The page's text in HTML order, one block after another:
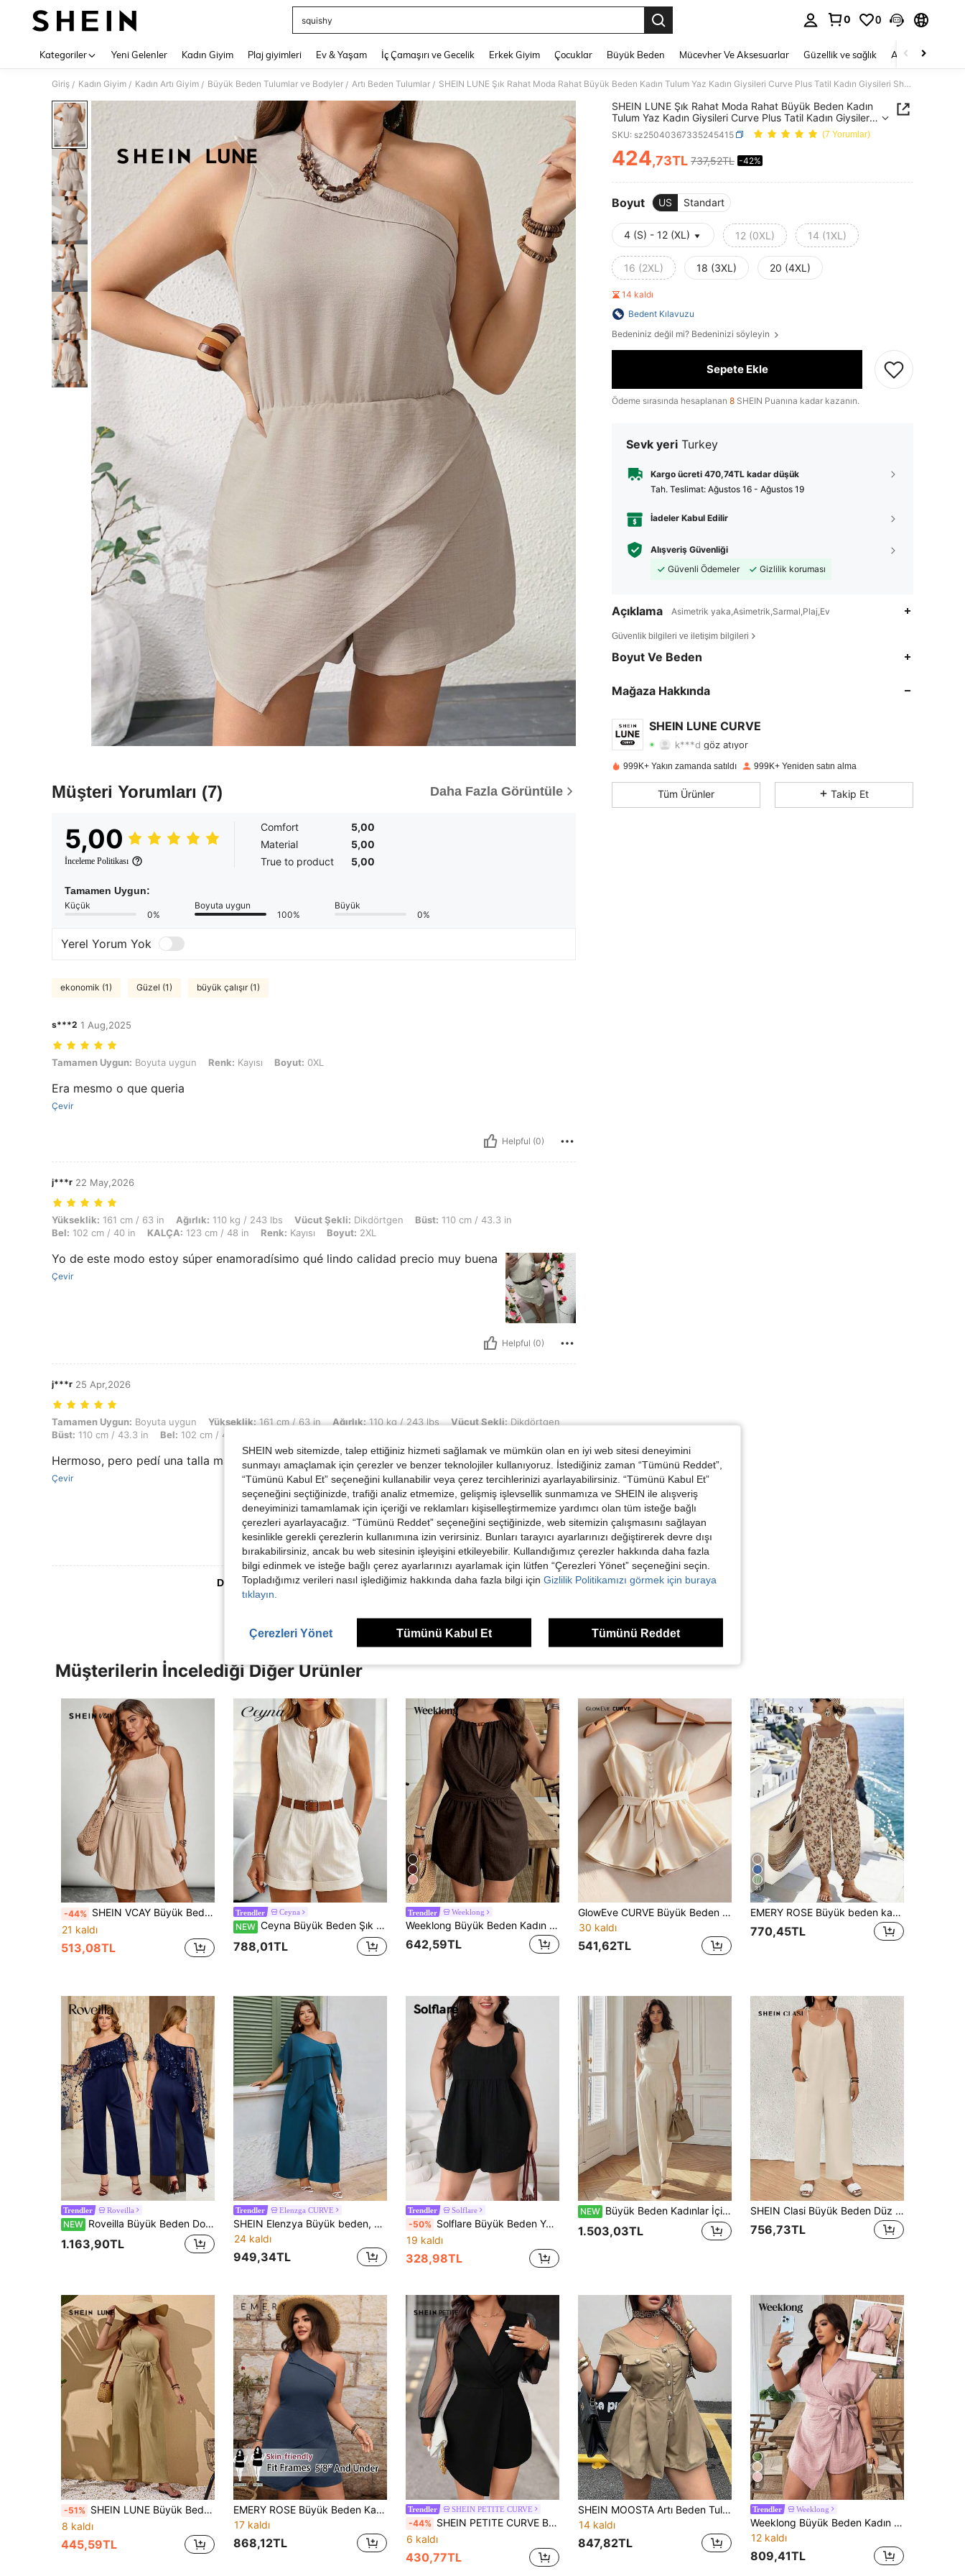
squishy
0 0
Kategoriler Yeni Gelenler Kadın Giyim Plaj giyimleri Ev & Yaşam İç Çamaşırı ve Gecelik Erkek Giyim Çocuklar Büyük Beden Mücevher Ve Aksesuarlar Güzellik ve sağlık Ayakkabı
Giriş / Kadın Giyim / Kadın Artı Giyim / Büyük Beden Tulumlar ve Bodyler / Artı Beden Tulumlar / SHEIN LUNE Şık Rahat Moda Rahat Büyük Beden Kadın Tulum Yaz Kadın Giysileri Curve Plus Tatil Kadın Giysileri Shein Curve
Müşteri Yorumları (7) Daha Fazla Görüntüle
5,00
İnceleme Politikası
Comfort
5,00
Material
5,00
True to product
5,00
Tamamen Uygun:
Küçük
0%
Boyuta uygun
100%
Büyük
0%
Yerel Yorum Yok
ekonomik (1) Güzel (1) büyük çalışır (1)
s***2 1 Aug,2025
Tamamen Uygun: Boyuta uygun, Renk: Kayısı, Boyut: 0XL
Tamamen Uygun: Boyuta uygun Renk: Kayısı Boyut: 0XL
Era mesmo o que queria
Çevir
Helpful (0)
j***r 22 May,2026
Yükseklik: 161 cm / 63 in, Ağırlık: 110 kg / 243 lbs, Vücut Şekli: Dikdörtgen, Büst: 110 cm / 43.3 in, Bel: 102 cm / 40 in, KALÇA: 123 cm / 48 in, Renk: Kayısı, Boyut: 2XL
Yükseklik: 161 cm / 63 in Ağırlık: 110 kg / 243 lbs Vücut Şekli: Dikdörtgen Büst: 110 cm / 43.3 in
Bel: 102 cm / 40 in KALÇA: 123 cm / 48 in Renk: Kayısı Boyut: 2XL
Yo de este modo estoy súper enamoradísimo qué lindo calidad precio muy buena
Çevir
Helpful (0)
j***r 25 Apr,2026
Tamamen Uygun: Boyuta uygun, Yükseklik: 161 cm / 63 in, Ağırlık: 110 kg / 243 lbs, Vücut Şekli: Dikdörtgen, Büst: 110 cm / 43.3 in, Bel: 102 cm / 40 in, KALÇA: 123 cm / 48 in, Renk: Kayısı, Boyut: 3XL
Tamamen Uygun: Boyuta uygun Yükseklik:161 cm / 63 in Ağırlık:110 kg / 243 lbs Vücut Şekli:Dikdörtgen
Büst: 110 cm / 43.3 in Bel: 102 cm / 40 in
Hermoso, pero pedí una talla más grande y me queda inmenso
Çevir
Helpful (0)
Daha Fazla Değerlendirme Görüntüle
SHEIN LUNE Şık Rahat Moda Rahat Büyük Beden Kadın
Tulum Yaz Kadın Giysileri Curve Plus Tatil Kadın Giysileri
Shein Curve
SKU: sz25040367335245415 (7 Yorumlar)
PRICE AND AVAILABILITY
424,73TL 737,52TL -42%
Boyut US Standart
4 (S) - 12 (XL) 12 (0XL) 14 (1XL)
16 (2XL) 18 (3XL) 20 (4XL)
14 kaldı
Bedent Kılavuzu
Bedeniniz değil mi? Bedeninizi söyleyin
Sepete Ekle
Ödeme sırasında hesaplanan 8 SHEIN Puanına kadar kazanın.
Sevk yeri Turkey
Kargo ücreti 470,74TL kadar düşük
Tah. Teslimat: Ağustos 16 - Ağustos 19
İadeler Kabul Edilir
Alışveriş Güvenliği
Güvenli Ödemeler
Gizlilik koruması
Açıklama Asimetrik yaka,Asimetrik,Sarmal,Plaj,Ev
Güvenlik bilgileri ve iletişim bilgileri
Boyut Ve Beden
Mağaza Hakkında
SHEIN LUNE CURVE
4,84 Derecelendirme
4,84 13K 450K
999K+ Yakın zamanda satıldı 999K+ Yeniden satın alma
Tüm Ürünler Takip Et
Müşterilerin İncelediği Diğer Ürünler
-44% SHEIN VCAY Büyük Beden Tek Renk Kolsuz Tulum, Günlük Tatil Giyim Minimalist Sokak Giyimi Kadın Etek Tatil Sokak Giyimi Eğlence Yaz
21 kaldı
513,08TL
Trendler Ceyna
NEW Ceyna Büyük Beden Şık Kolsuz Bel Oturtmalı İşe Gidiş İçin Tulum
788,01TL
4
Trendler Weeklong
Weeklong Büyük Beden Kadın Yaz Tatil Stili, Denim Mavisi Bel Bağlamalı İnceltici Tulum, Günlük Casual, Tatil, Sokak Giyimi ve Diğer Kullanımlar İçin Uygun
642,59TL
GlowEve CURVE Büyük Beden Kadın Düz Kayısı Rengi Bol Tulum, İlkbahar/Yaz Tatil Koleksiyonu
30 kaldı
541,62TL
31
EMERY ROSE Büyük beden kadınlar için ayarlanabilir bel detaylı baskılı tulum, ilkbahar/yaz tatili için uygundur.
770,45TL
Trendler Roveilla
NEW Roveilla Büyük Beden Dokuma Asimetrik Omuzlu Seksi File Nakışlı Bel Oturtmalı Asimetrik Pelerinli Fransız Stili Düz Renk Günlük İşe Gidiş Düz Bacaklı Tulum
1.163,90TL
Trendler Elenzga CURVE
SHEIN Elenzya Büyük beden, zarif tulum, eğimli omuz detayı, belden büzgülü, şık günlük giyim tarzı, vücuda oturan kesimiyle partiler ve davetler için uygundur.
24 kaldı
949,34TL
Trendler Solflare
-50% Solflare Büyük Beden Yazlık Günlük Düz Renk Omuzdan Bağlamalı Elbise
19 kaldı
328,98TL
NEW Büyük Beden Kadınlar İçin Zarif İlkbahar/Yaz Hafif Günlük İş ve İşe Gidiş Şık Minimalist Fransız Stili Bol Geniş Paça Tulum
1.503,03TL
SHEIN Clasi Büyük Beden Düz Renk Kolsuz Moda Tulum, Yaz İçin Uygun
756,73TL
-51% SHEIN LUNE Büyük Beden Kadın Tatil Kolsuz Düz Renk Bağcıklı Bel Geniş Paça Tulum
8 kaldı
445,59TL
EMERY ROSE Büyük Beden Kadın Günlük Düz Renk Kolsuz Tulum, İlkbahar ve Yaz İçin Uygun
17 kaldı
868,12TL
Trendler SHEIN PETITE CURVE
-44% SHEIN PETITE CURVE Batı Tarzı, Büyük Beden, Düz Renkli File Kollu, Asimetrik Etekli Tulum
6 kaldı
430,77TL
SHEIN MOOSTA Artı Beden Tulumlar
14 kaldı
847,82TL
6
Trendler Weeklong
Weeklong Büyük Beden Kadın Büzgülü Bel Kısa Kollu Tulum, Günlük Tatil Kıyafeti
12 kaldı
809,41TL
SHEIN web sitemizde, talep ettiğiniz hizmeti sağlamak ve mümkün olan en iyi web sitesi deneyimini
sunmayı amaçlamak için çerezler ve benzer teknolojiler kullanıyoruz. İstediğiniz zaman “Tümünü Reddet”,
“Tümünü Kabul Et” seçeneğini kullanabilir veya çerez tercihlerinizi ayarlayabilirsiniz. “Tümünü Kabul Et”
seçeneğini seçtiğinizde, trafiği analiz etmemize, gelişmiş işlevsellik sunmamıza ve SHEIN ile alışveriş
deneyiminizi tamamlamak için içeriği ve reklamları kişiselleştirmemize yardımcı olan tüm isteğe bağlı
çerezleri ayarlayacağız. “Tümünü Reddet” seçeneğini seçtiğinizde, web sitemizin çalışmasını sağlayan
kesinlikle gerekli çerezlerin kullanımına izin verirsiniz. Bunları tarayıcı ayarlarınızı değiştirerek devre dışı
bırakabilirsiniz, ancak bu web sitesinin işleyişini etkileyebilir. Kullandığımız çerezler hakkında daha fazla
bilgi edinmek ve isteğe bağlı çerez ayarlarınızı ayarlamak için lütfen “Çerezleri Yönet” seçeneğini seçin.
Topladığımız verileri nasıl işlediğimiz hakkında daha fazla bilgi için Gizlilik Politikamızı görmek için buraya
tıklayın.
Çerezleri Yönet Tümünü Kabul Et Tümünü Reddet